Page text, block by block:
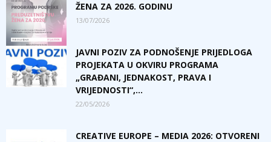
ŽENA ZA 2026. GODINU
13/07/2026
JAVNI POZIV ZA PODNOŠENJE PRIJEDLOGA
PROJEKATA U OKVIRU PROGRAMA
„GRAĐANI, JEDNAKOST, PRAVA I
VRIJEDNOSTI“,...
22/05/2026
CREATIVE EUROPE – MEDIA 2026: OTVORENI